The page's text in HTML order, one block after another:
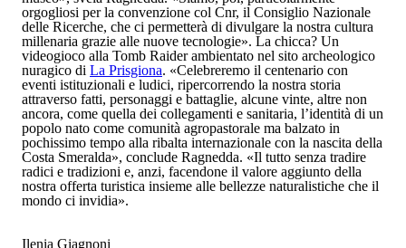
orgogliosi per la convenzione col Cnr, il Consiglio Nazionale
delle Ricerche, che ci permetterà di divulgare la nostra cultura
millenaria grazie alle nuove tecnologie». La chicca? Un
videogioco alla Tomb Raider ambientato nel sito archeologico
nuragico di La Prisgiona. «Celebreremo il centenario con
eventi istituzionali e ludici, ripercorrendo la nostra storia
attraverso fatti, personaggi e battaglie, alcune vinte, altre non
ancora, come quella dei collegamenti e sanitaria, l’identità di un
popolo nato come comunità agropastorale ma balzato in
pochissimo tempo alla ribalta internazionale con la nascita della
Costa Smeralda», conclude Ragnedda. «Il tutto senza tradire
radici e tradizioni e, anzi, facendone il valore aggiunto della
nostra offerta turistica insieme alle bellezze naturalistiche che il
mondo ci invidia».
Ilenia Giagnoni